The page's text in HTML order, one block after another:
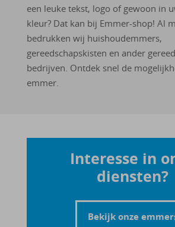
een leuke tekst, logo of gewoon in
kleur? Dat kan bij Emmer-shop! Al
bedrukken wij huishoudemmers,
gereedschapskisten en ander
bedrijven. Ontdek snel de
emmer.
Interesse in
diensten?
Bekijk onze